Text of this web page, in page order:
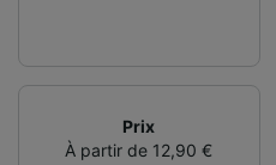
Prix
À partir de 12,90 €